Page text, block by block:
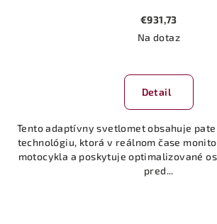
€931,73
Na dotaz
Detail
Tento adaptívny svetlomet obsahuje
technológiu, ktorá v reálnom čase
motocykla a poskytuje optimalizované
pred...